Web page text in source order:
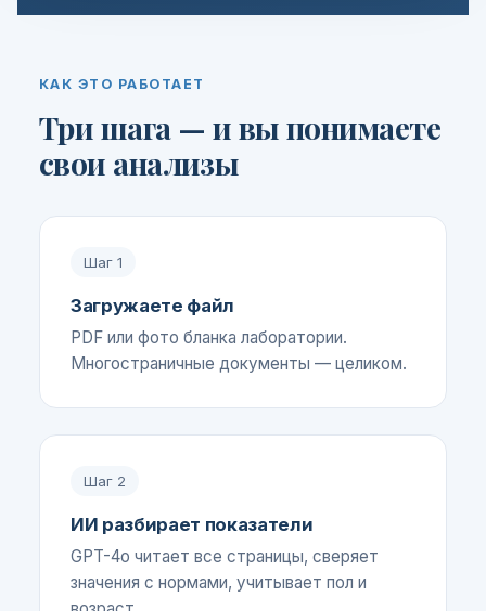
КАК ЭТО РАБОТАЕТ
Три шага — и вы понимаете
свои анализы
Шаг 1
Загружаете файл
PDF или фото бланка лаборатории.
Многостраничные документы — целиком.
Шаг 2
ИИ разбирает показатели
GPT-4o читает все страницы, сверяет
значения с нормами, учитывает пол и